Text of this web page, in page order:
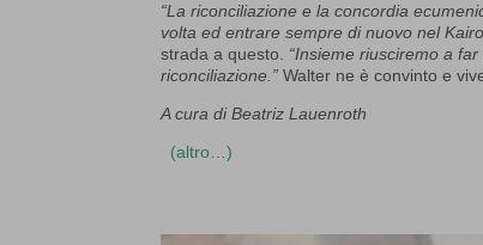
“La riconciliazione e la concordia
volta ed entrare sempre di nuovo nel
strada a questo. “Insieme riusciremo a
riconciliazione.” Walter ne è convinto e
A cura di Beatriz Lauenroth
(altro…)